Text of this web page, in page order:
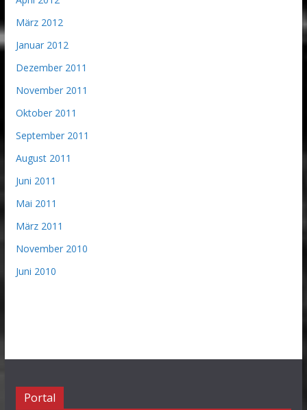
März 2012
Januar 2012
Dezember 2011
November 2011
Oktober 2011
September 2011
August 2011
Juni 2011
Mai 2011
März 2011
November 2010
Juni 2010
Portal